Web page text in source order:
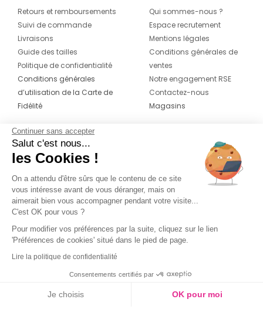
Retours et remboursements
Suivi de commande
Livraisons
Guide des tailles
Politique de confidentialité
Conditions générales
d’utilisation de la Carte de
Fidélité
Qui sommes-nous ?
Espace recrutement
Mentions légales
Conditions générales de
ventes
Notre engagement RSE
Contactez-nous
Magasins
CONTACT
04 42 20 78 42
Du lundi au jeudi de 8h30 à 16h30 & le
vendredi de 8h30 à 15h30
Continuer sans accepter
Salut c'est nous...
les Cookies !
On a attendu d'être sûrs que le contenu de ce site
vous intéresse avant de vous déranger, mais on
aimerait bien vous accompagner pendant votre visite...
C'est OK pour vous ?
Pour modifier vos préférences par la suite, cliquez sur le lien
'Préférences de cookies' situé dans le pied de page.
Lire la politique de confidentialité
Consentements certifiés par
Je choisis OK pour moi